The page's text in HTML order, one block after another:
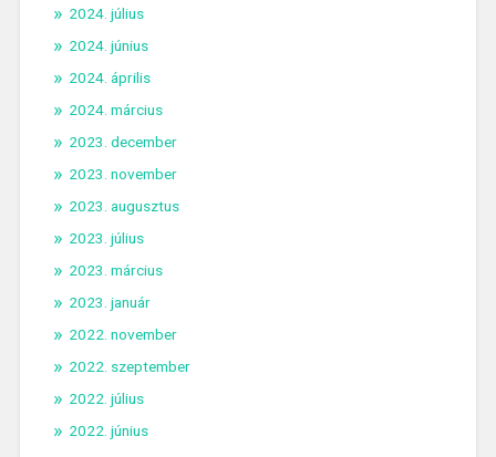
2024. július
2024. június
2024. április
2024. március
2023. december
2023. november
2023. augusztus
2023. július
2023. március
2023. január
2022. november
2022. szeptember
2022. július
2022. június